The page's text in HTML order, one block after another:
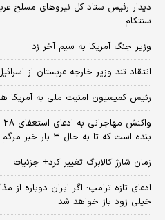
دیدار رئیس ستاد کل نیروهای مسلح
سنتکام
وزیر جنگ آمریکا به سیم آخر زد
انتقاد تند وزیر خارجه عربستان از
رئیس کمیسیون امنیت ملی به آمریکا
بنده است که تا به حال ۳ بار خبر مرگم را اعلام کردند!
زمان شارژ کالابرگ تغییر کرد+ جزئیات
ادعای تازه ترامپ: اگر ایران دوباره از
خیلی زود باز خواهد شد